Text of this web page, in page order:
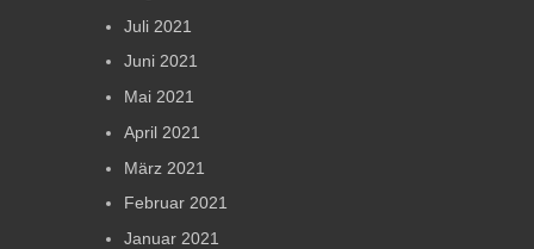
Juli 2021
Juni 2021
Mai 2021
April 2021
März 2021
Februar 2021
Januar 2021